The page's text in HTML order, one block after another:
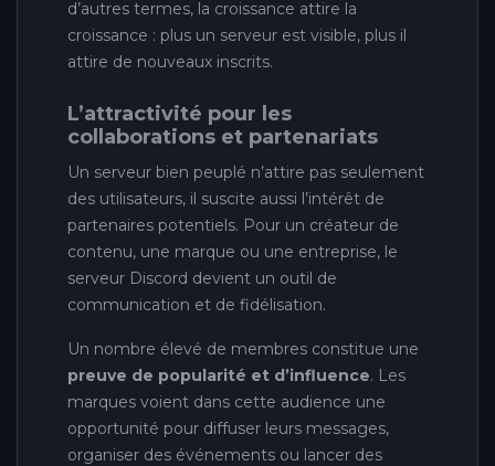
d’autres termes, la croissance attire la
croissance : plus un serveur est visible, plus il
attire de nouveaux inscrits.
L’attractivité pour les
collaborations et partenariats
Un serveur bien peuplé n’attire pas seulement
des utilisateurs, il suscite aussi l’intérêt de
partenaires potentiels. Pour un créateur de
contenu, une marque ou une entreprise, le
serveur Discord devient un outil de
communication et de fidélisation.
Un nombre élevé de membres constitue une
preuve de popularité et d’influence. Les
marques voient dans cette audience une
opportunité pour diffuser leurs messages,
organiser des événements ou lancer des